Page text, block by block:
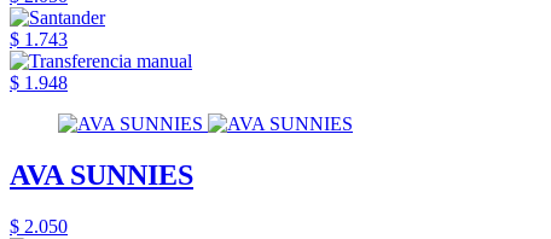
$ 1.743
$ 1.948
AVA SUNNIES
$ 2.050